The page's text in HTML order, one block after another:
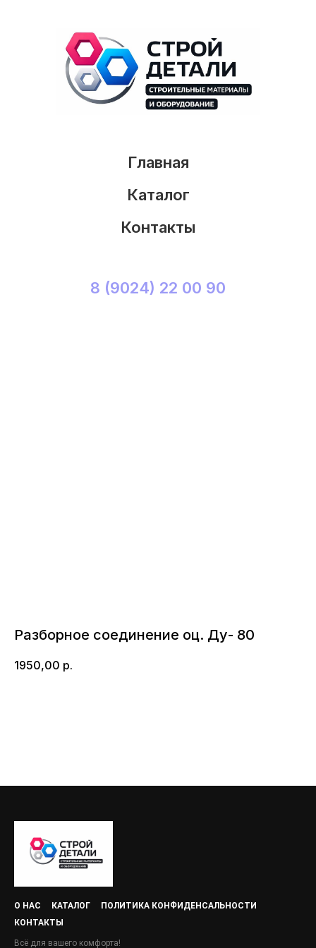
Главная
Каталог
Контакты
8 (9024) 22 00 90
Разборное соединение оц. Ду- 80
1950,00 р.
О НАС КАТАЛОГ
ПОЛИТИКА КОНФИДЕНСАЛЬНОСТИ
КОНТАКТЫ
Всё для вашего комфорта!